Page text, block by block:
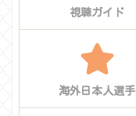
視聴ガイド
海外日本人選手